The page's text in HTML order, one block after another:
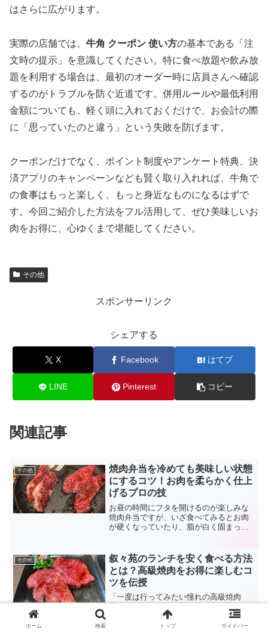
はさらに広がります。
実際の店舗では、 牛角 クーポン 使い方の基本である「注
文時の提示」を意識してください。特に食べ放題や飲み放
題を利用する場合は、最初のオーダー時に店員さんへ確認
するのがトラブルを防ぐ近道です。併用ルールや最低利用
金額についても、軽く頭に入れておくだけで、お会計の際
に「思っていたのと違う」という失敗を防げます。
クーポンだけでなく、ポイント制度やアンケート特典、決
済アプリのキャンペーンなども賢く取り入れれば、牛角で
の食事はもっと楽しく、もっと身近なものになるはずで
す。今回ご紹介した方法をフル活用して、ぜひ美味しいお
肉をお得に、心ゆくまで堪能してください。
その他
スポンサーリンク
シェアする
X Facebook はてブ
LINE Pinterest コピー
関連記事
その他
焼肉弁当を冷めても美味しい状態
にするコツ！お肉を柔らかく仕上
げるプロの技
お昼の時間にフタを開けるのが楽しみな
焼肉弁当ですが、いざ食べてみるとお肉
が硬くなっていたり、脂が白く固まって
そ、最後まで美味しく食べてほしいもの
です。実は、焼肉弁当を冷め...
その他
叙々苑のランチを安く食べる方法
とは？高級焼肉をお得に楽しむコ
ツを伝授
「一度は行ってみたい憧れの高級焼肉
と一人1万円を超えることも珍しくありま
せんが、ランチタイムであればそのクオ
ホーム 検索 トップ サイドバー